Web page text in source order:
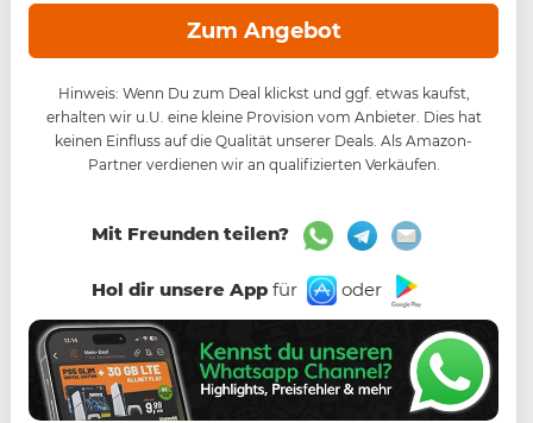
Zum Angebot
Hinweis: Wenn Du zum Deal klickst und ggf. etwas kaufst,
erhalten wir u.U. eine kleine Provision vom Anbieter. Dies hat
keinen Einfluss auf die Qualität unserer Deals. Als Amazon-
Partner verdienen wir an qualifizierten Verkäufen.
Mit Freunden teilen?
Hol dir unsere Appfür oder